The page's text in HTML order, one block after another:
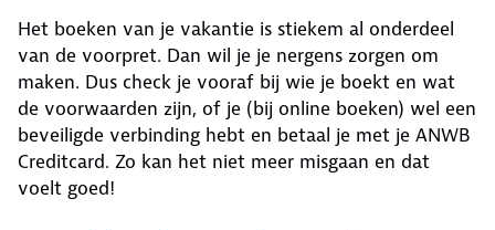
Het boeken van je vakantie is stiekem al onderdeel
van de voorpret. Dan wil je je nergens zorgen om
maken. Dus check je vooraf bij wie je boekt en wat
de voorwaarden zijn, of je (bij online boeken) wel een
beveiligde verbinding hebt en betaal je met je ANWB
Creditcard. Zo kan het niet meer misgaan en dat
voelt goed!